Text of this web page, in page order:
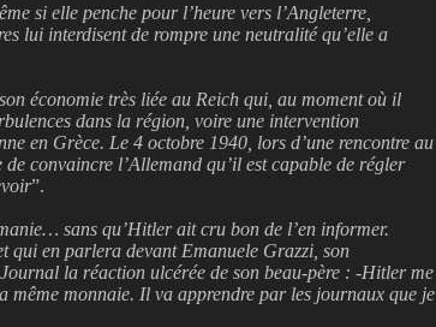
si elle penche pour l’heure vers l’Angleterre,
lui interdisent de rompre une neutralité qu’elle a
économie très liée au Reich qui, au moment où il
dans la région, voire une intervention
en Grèce. Le 4 octobre 1940, lors d’une rencontre au
convaincre l’Allemand qu’il est capable de régler
”.
sans qu’Hitler ait cru bon de l’en informer.
qui en parlera devant Emanuele Grazzi, son
la réaction ulcérée de son beau-père : -Hitler me
monnaie. Il va apprendre par les journaux que je